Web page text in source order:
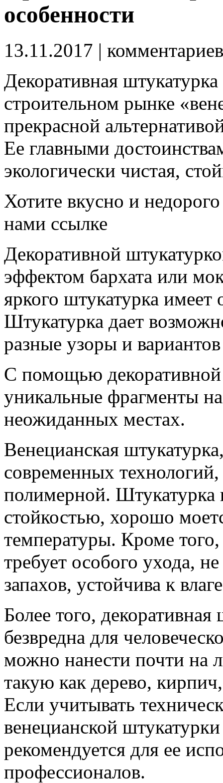
особенности
13.11.2017 |
Декоративная
строительном рынке
прекрасной
Ее главными
экологически чистая,
Хотите вкусно и
нами ссылке
Декоративной
эффектом бархата или
яркого штукатурка
Штукатурка дает
разные узоры и
С помощью
уникальные фрагменты
неожиданных местах.
Венецианская
современных
полимерной. Штукатурка
стойкостью, хорошо
температуры. Кроме
требует особого ухода,
запахов, устойчива к
Более того,
безвредна для
можно нанести почти на
такую как дерево,
Если учитывать
венецианской
рекомендуется для ее
профессионалов.